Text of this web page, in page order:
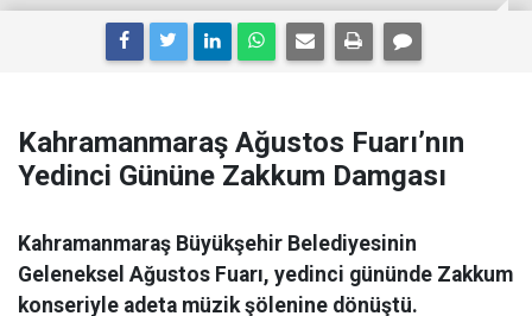
Kahramanmaraş Ağustos Fuarı’nın
Yedinci Gününe Zakkum Damgası
Kahramanmaraş Büyükşehir Belediyesinin
Geleneksel Ağustos Fuarı, yedinci gününde Zakkum
konseriyle adeta müzik şölenine dönüştü.